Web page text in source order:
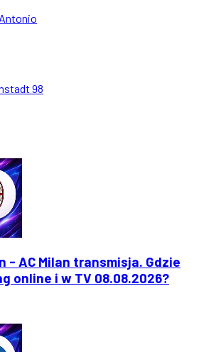
98
- AC Milan transmisja. Gdzie
online i w TV 08.08.2026?